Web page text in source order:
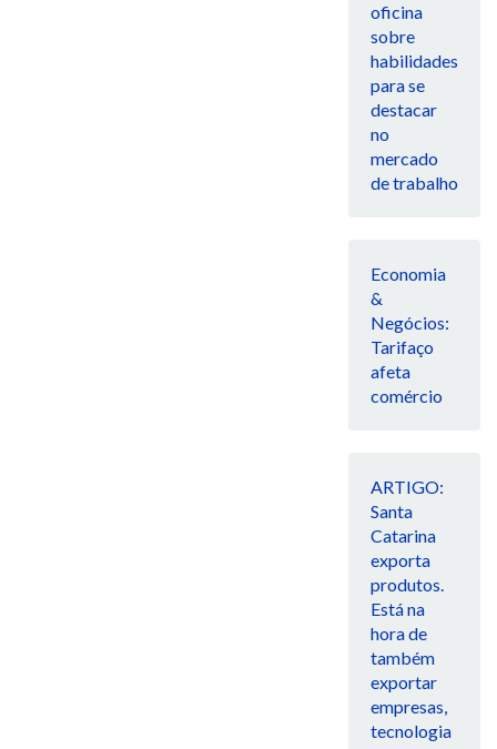
oficina
sobre
habilidades
para se
destacar
no
mercado
de trabalho
Economia
&
Negócios:
Tarifaço
afeta
comércio
ARTIGO:
Santa
Catarina
exporta
produtos.
Está na
hora de
também
exportar
empresas,
tecnologia